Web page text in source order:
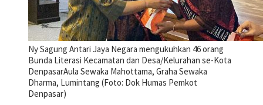
Ny Sagung Antari Jaya Negara mengukuhkan 46 orang
Bunda Literasi Kecamatan dan Desa/Kelurahan se-Kota
DenpasarAula Sewaka Mahottama, Graha Sewaka
Dharma, Lumintang (Foto: Dok Humas Pemkot
Denpasar)